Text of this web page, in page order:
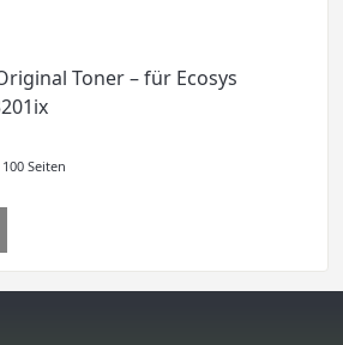
Toner – für Ecosys
Seiten